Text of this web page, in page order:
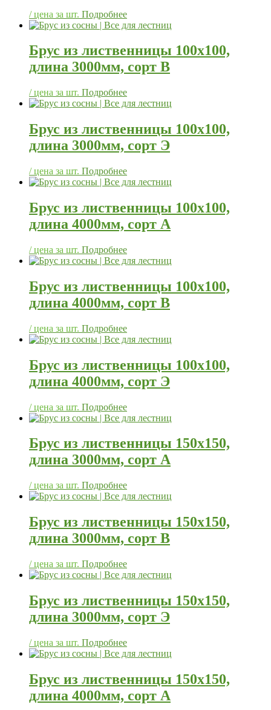
/ цена за шт. Подробнее
Брус из лиственницы 100х100,
длина 3000мм, сорт В
/ цена за шт. Подробнее
Брус из лиственницы 100х100,
длина 3000мм, сорт Э
/ цена за шт. Подробнее
Брус из лиственницы 100х100,
длина 4000мм, сорт А
/ цена за шт. Подробнее
Брус из лиственницы 100х100,
длина 4000мм, сорт В
/ цена за шт. Подробнее
Брус из лиственницы 100х100,
длина 4000мм, сорт Э
/ цена за шт. Подробнее
Брус из лиственницы 150х150,
длина 3000мм, сорт А
/ цена за шт. Подробнее
Брус из лиственницы 150х150,
длина 3000мм, сорт В
/ цена за шт. Подробнее
Брус из лиственницы 150х150,
длина 3000мм, сорт Э
/ цена за шт. Подробнее
Брус из лиственницы 150х150,
длина 4000мм, сорт А